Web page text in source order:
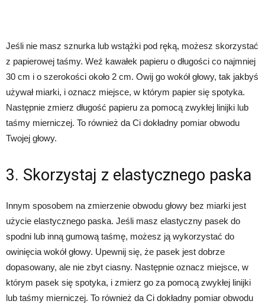
Jeśli nie masz sznurka lub wstążki pod ręką, możesz skorzystać
z papierowej taśmy. Weź kawałek papieru o długości co najmniej
30 cm i o szerokości około 2 cm. Owij go wokół głowy, tak jakbyś
używał miarki, i oznacz miejsce, w którym papier się spotyka.
Następnie zmierz długość papieru za pomocą zwykłej linijki lub
taśmy mierniczej. To również da Ci dokładny pomiar obwodu
Twojej głowy.
3. Skorzystaj z elastycznego paska
Innym sposobem na zmierzenie obwodu głowy bez miarki jest
użycie elastycznego paska. Jeśli masz elastyczny pasek do
spodni lub inną gumową taśmę, możesz ją wykorzystać do
owinięcia wokół głowy. Upewnij się, że pasek jest dobrze
dopasowany, ale nie zbyt ciasny. Następnie oznacz miejsce, w
którym pasek się spotyka, i zmierz go za pomocą zwykłej linijki
lub taśmy mierniczej. To również da Ci dokładny pomiar obwodu